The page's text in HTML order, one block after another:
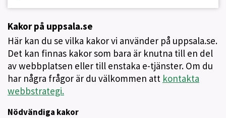
Kakor på uppsala.se
Här kan du se vilka kakor vi använder på uppsala.se.
Det kan finnas kakor som bara är knutna till en del
av webbplatsen eller till enstaka e-tjänster. Om du
har några frågor är du välkommen att kontakta
webbstrategi.
Nödvändiga kakor